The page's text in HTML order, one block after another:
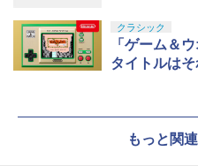
クラシック
「ゲーム＆
タイトルは
もっと関